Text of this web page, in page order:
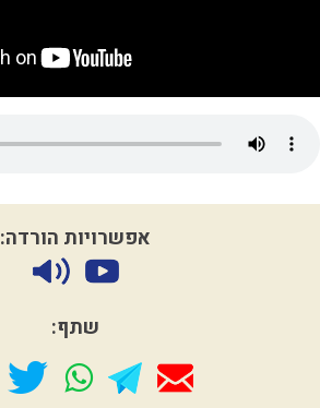
אפשרויות הורדה:
שתף: